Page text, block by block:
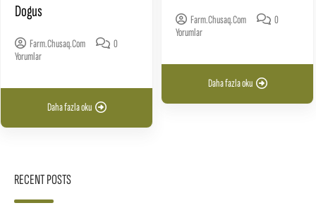
Dogus
Farm.chusaq.com
0
Yorumlar
Daha fazla oku
Farm.chusaq.com
0
Yorumlar
Daha fazla oku
RECENT POSTS